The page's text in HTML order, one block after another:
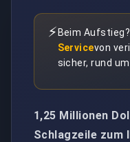
⚡ Beim
Servicevon
sicher, rund um
1,25 Millionen
Schlagzeile zum